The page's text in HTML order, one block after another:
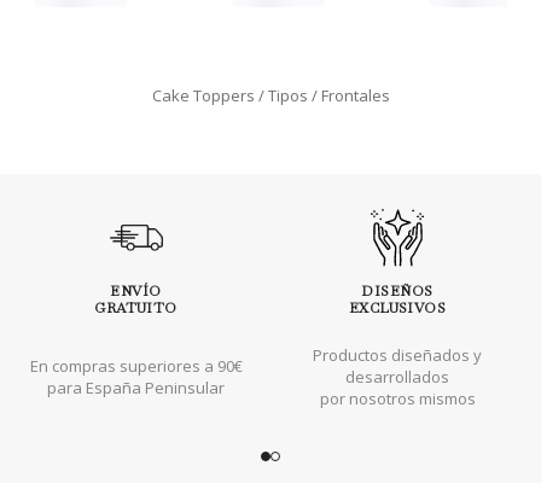
Cake Toppers Tipos Frontales
ENVÍO
GRATUITO
En compras superiores a 90€
para España Peninsular
DISEÑOS
EXCLUSIVOS
Productos diseñados y
desarrollados
por nosotros mismos